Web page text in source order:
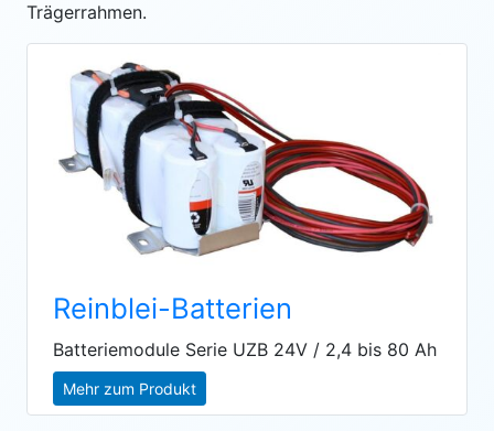
Trägerrahmen.
Reinblei-Batterien
Batteriemodule Serie UZB 24V / 2,4 bis 80 Ah
Mehr zum Produkt